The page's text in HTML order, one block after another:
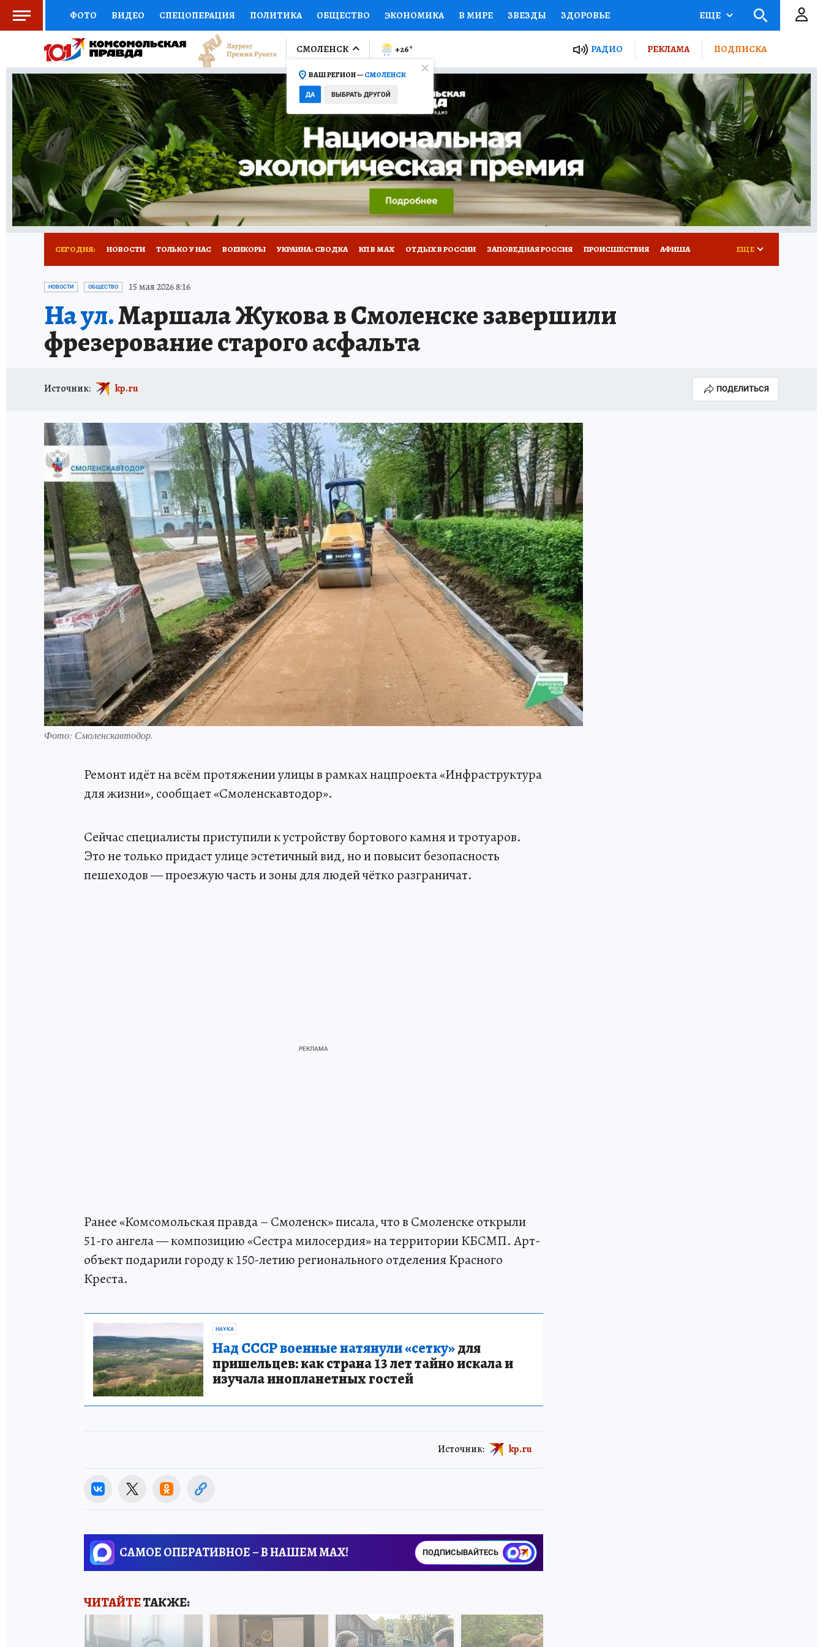
ФОТО ВИДЕО СПЕЦОПЕРАЦИЯ ПОЛИТИКА ОБЩЕСТВО ЭКОНОМИКА В МИРЕ ЗВЕЗДЫ ЗДОРОВЬЕ
СОЦПОДДЕРЖКА НАУКА СПОРТ КОЛУМНИСТЫ ПРОИСШЕСТВИЯ НАЦИОНАЛЬНЫЕ ПРОЕКТЫ РОССИИ
ВЫБОР ЭКСПЕРТОВ ДОКТОР ФИНАНСЫ ОТКРЫВАЕМ МИР Я ЗНАЮ СЕМЬЯ ЖЕНСКИЕ СЕКРЕТЫ ПУТЕВОДИТЕЛЬ
КНИЖНАЯ ПОЛКА ПРОГНОЗЫ НА СПОРТ ПРОМОКОДЫ СЕРИАЛЫ СПЕЦПРОЕКТЫ ДЕФИЦИТ ЖЕЛЕЗА ТУРИЗМ
ПРЕСС-ЦЕНТР НЕДВИЖИМОСТЬ ТЕЛЕВИЗОР КОЛЛЕКЦИИ КОНКУРСЫ РАБОТА У НАС ГИД ПОТРЕБИТЕЛЯ ВСЕ О КП
РАДИО КП РЕКЛАМА ТЕСТЫ НОВОЕ НА САЙТЕ
ЕЩЕ
СМОЛЕНСК
ВАШ РЕГИОН —СМОЛЕНСК
ДА ВЫБРАТЬ ДРУГОЙ
+26° РАДИО РЕКЛАМА ПОДПИСКА
СЕГОДНЯ: НОВОСТИ ТОЛЬКО У НАС ВОЕНКОРЫ УКРАИНА: СВОДКА КП В МАХ ОТДЫХ В РОССИИ ЗАПОВЕДНАЯ РОССИЯ ПРОИСШЕСТВИЯ АФИША
ИСПЫТАНО НА СЕБЕ
ЕЩЕ
НОВОСТИ ОБЩЕСТВО 15 мая 2026 8:16
На ул.Маршала Жукова в Смоленске завершили
фрезерование старого асфальта
Источник: kp.ru ПОДЕЛИТЬСЯ
Фото: Смоленскавтодор.
Ремонт идёт на всём протяжении улицы в рамках нацпроекта «Инфраструктура
для жизни», сообщает «Смоленскавтодор».
Сейчас специалисты приступили к устройству бортового камня и тротуаров.
Это не только придаст улице эстетичный вид, но и повысит безопасность
пешеходов — проезжую часть и зоны для людей чётко разграничат.
Ранее «Комсомольская правда – Смоленск» писала, что в Смоленске открыли
51-го ангела — композицию «Сестра милосердия» на территории КБСМП. Арт-
объект подарили городу к 150-летию регионального отделения Красного
Креста.
НАУКА
Над СССР военные натянули «сетку»для
пришельцев: как страна 13 лет тайно искала и
изучала инопланетных гостей
Источник: kp.ru
САМОЕ ОПЕРАТИВНОЕ – В НАШЕМ MAX! ПОДПИСЫВАЙТЕСЬ
ЧИТАЙТЕТАКЖЕ: